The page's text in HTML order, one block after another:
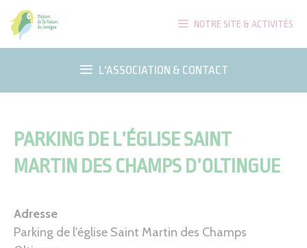
Aller
au
contenu
NOTRE SITE & ACTIVITÉS
L'ASSOCIATION & CONTACT
PARKING DE L’ÉGLISE SAINT
MARTIN DES CHAMPS D’OLTINGUE
Adresse
Parking de l'église Saint Martin des Champs